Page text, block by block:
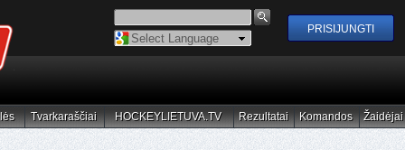
Powered by
Tvarkaraščiai
Tvarkaraščiai HOCKEYLIETUVA.TV
HOCKEYLIETUVA.TV Rezultatai
Rezultatai Komandos
Komandos Žaidėjai
Žaidėjai